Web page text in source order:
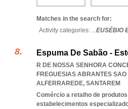
Matches in the search for:
Activity categories: ...EUSÉBIO
Espuma De Sabão -
R DE NOSSA SENHORA
FREGUESIAS ABRANTES
ALFERRAREDE, SANTAREM
Comércio a retalho de
estabelecimentos